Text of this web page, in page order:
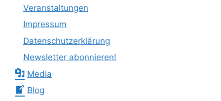
Veranstaltungen
Impressum
Datenschutzerklärung
Newsletter abonnieren!
Media
Blog